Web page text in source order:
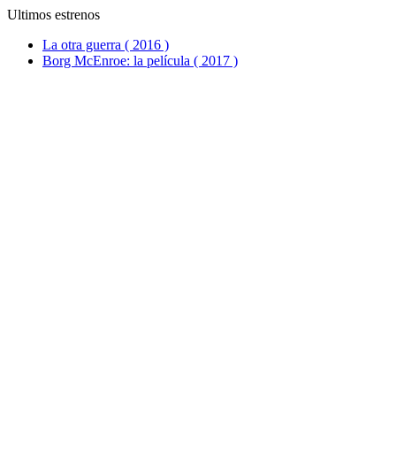
Ultimos estrenos
La otra guerra ( 2016 )
Borg McEnroe: la película ( 2017 )